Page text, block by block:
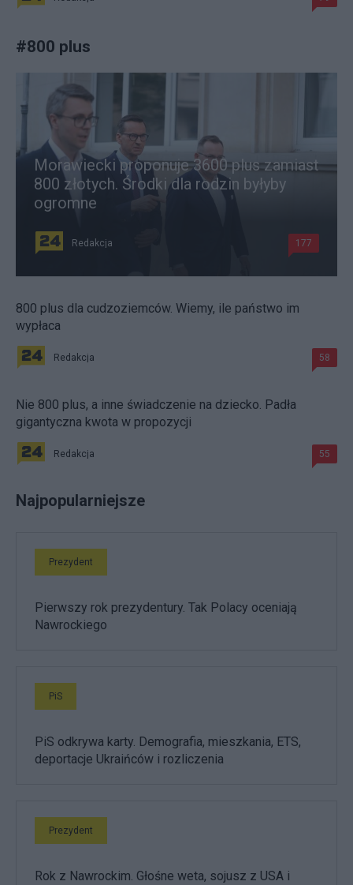
#800 plus
Morawiecki proponuje 3600 plus zamiast
800 złotych. Środki dla rodzin byłyby
ogromne
Redakcja 177
800 plus dla cudzoziemców. Wiemy, ile państwo im
wypłaca
Redakcja 58
Nie 800 plus, a inne świadczenie na dziecko. Padła
gigantyczna kwota w propozycji
Redakcja 55
Najpopularniejsze
Prezydent
Pierwszy rok prezydentury. Tak Polacy oceniają
Nawrockiego
PiS
PiS odkrywa karty. Demografia, mieszkania, ETS,
deportacje Ukraińców i rozliczenia
Prezydent
Rok z Nawrockim. Głośne weta, sojusz z USA i